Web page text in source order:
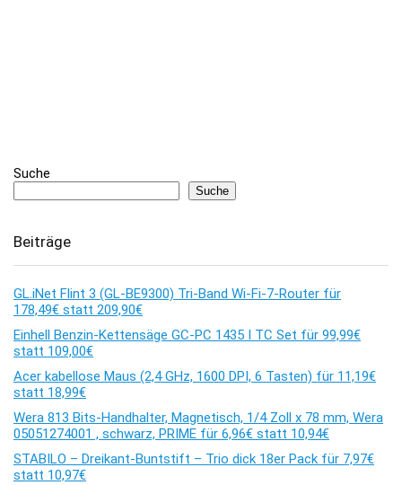
Suche
Suche
Beiträge
GL.iNet Flint 3 (GL-BE9300) Tri-Band Wi-Fi-7-Router für
178,49€ statt 209,90€
Einhell Benzin-Kettensäge GC-PC 1435 I TC Set für 99,99€
statt 109,00€
Acer kabellose Maus (2,4 GHz, 1600 DPI, 6 Tasten) für 11,19€
statt 18,99€
Wera 813 Bits-Handhalter, Magnetisch, 1/4 Zoll x 78 mm, Wera
05051274001 , schwarz, PRIME für 6,96€ statt 10,94€
STABILO – Dreikant-Buntstift – Trio dick 18er Pack für 7,97€
statt 10,97€